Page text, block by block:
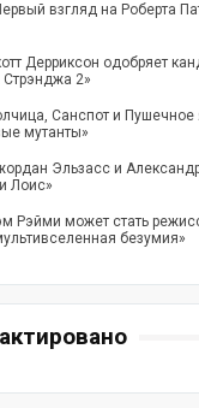
взгляд на Роберта
Дерриксон одобряет
2»
Санспот и
мутанты»
Эльзасс и
Лоис»
Рэйми может стать
безумия»